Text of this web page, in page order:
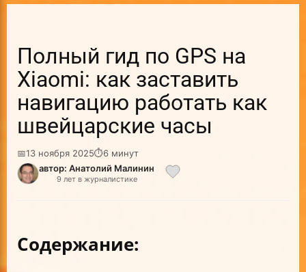
Полный гид по GPS на
Xiaomi: как заставить
навигацию работать как
швейцарские часы
📅13 ноября 2025⏱6 минут
автор: Анатолий Малинин
9 лет в журналистике
Содержание: